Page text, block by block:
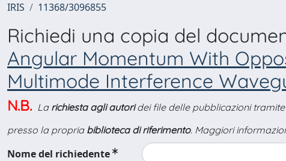
IRIS 11368/3096855
Richiedi una copia del
Angular Momentum With
Multimode Interference
N.B. La richiesta agli autoridei file delle pubblicazioni
presso la propria biblioteca di riferimento. Maggiori
Nome del richiedente